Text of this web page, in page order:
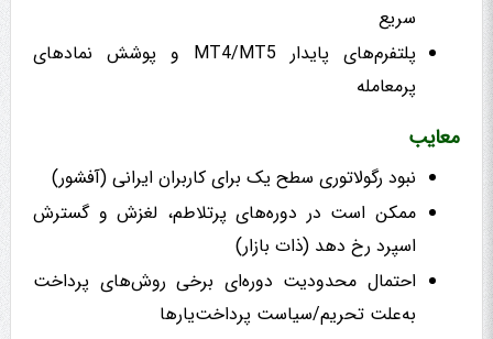
سریع
پلتفرم‌های پایدار MT4/MT5 و پوشش نمادهای
پرمعامله
معایب
نبود رگولاتوری سطح یک برای کاربران ایرانی (آفشور)
ممکن است در دوره‌های پرتلاطم، لغزش و گسترش
اسپرد رخ دهد (ذات بازار)
احتمال محدودیت دوره‌ای برخی روش‌های پرداخت
به‌علت تحریم/سیاست پرداخت‌یارها